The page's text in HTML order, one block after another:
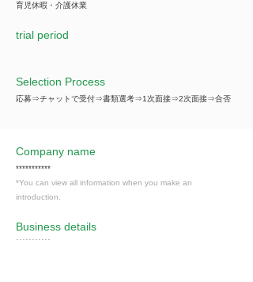
育児休暇・介護休業
trial period
Selection Process
応募⇒チャットで受付⇒書類選考⇒1次面接⇒2次面接⇒合否
Company name
***********
*You can view all information when you make an
introduction.
​Business details
***********